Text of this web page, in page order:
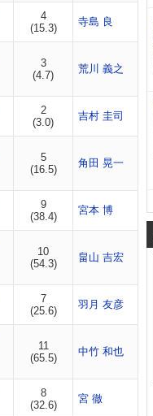
4
(15.3)
寺島 良
3
(4.7)
荒川 義之
2
(3.0)
吉村 圭司
5
(16.5)
角田 晃一
9
(38.4)
宮本 博
10
(54.3)
畠山 吉宏
7
(25.6)
羽月 友彦
11
(65.5)
中竹 和也
8
(32.6)
宮 徹